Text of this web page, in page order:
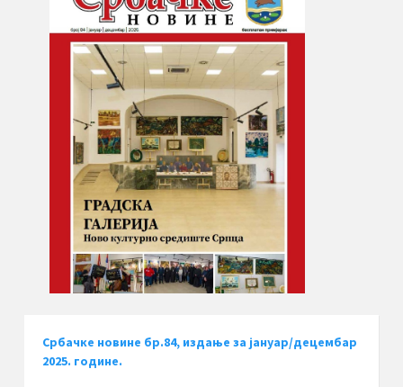
Србачке новине бр.84, издање за јануар/децембар
2025. године.